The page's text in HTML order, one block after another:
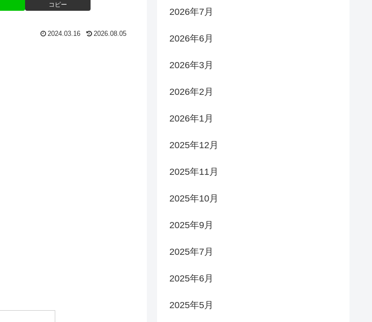
コピー
2024.03.16 2026.08.05
2026年7月
2026年6月
2026年3月
2026年2月
2026年1月
2025年12月
2025年11月
2025年10月
2025年9月
2025年7月
2025年6月
2025年5月